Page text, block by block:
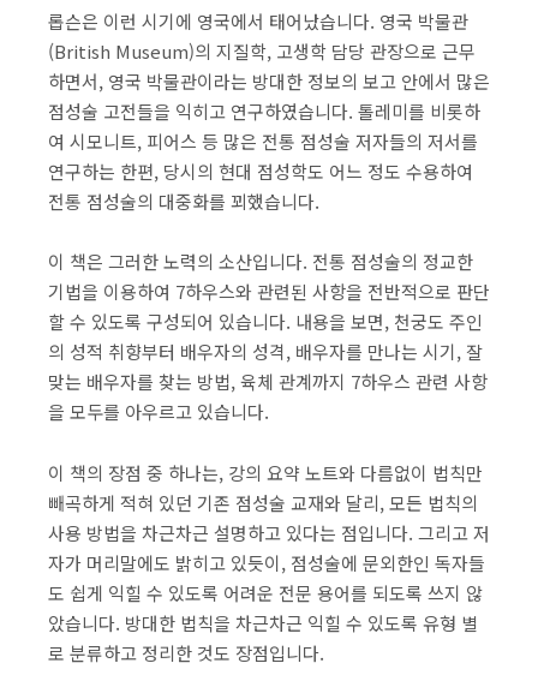
롭슨은 이런 시기에 영국에서 태어났습니다. 영국 박물관
(British Museum)의 지질학, 고생학 담당 관장으로 근무
하면서, 영국 박물관이라는 방대한 정보의 보고 안에서 많은
점성술 고전들을 익히고 연구하였습니다. 톨레미를 비롯하
여 시모니트, 피어스 등 많은 전통 점성술 저자들의 저서를
연구하는 한편, 당시의 현대 점성학도 어느 정도 수용하여
전통 점성술의 대중화를 꾀했습니다.
이 책은 그러한 노력의 소산입니다. 전통 점성술의 정교한
기법을 이용하여 7하우스와 관련된 사항을 전반적으로 판단
할 수 있도록 구성되어 있습니다. 내용을 보면, 천궁도 주인
의 성적 취향부터 배우자의 성격, 배우자를 만나는 시기, 잘
맞는 배우자를 찾는 방법, 육체 관계까지 7하우스 관련 사항
을 모두를 아우르고 있습니다.
이 책의 장점 중 하나는, 강의 요약 노트와 다름없이 법칙만
빼곡하게 적혀 있던 기존 점성술 교재와 달리, 모든 법칙의
사용 방법을 차근차근 설명하고 있다는 점입니다. 그리고 저
자가 머리말에도 밝히고 있듯이, 점성술에 문외한인 독자들
도 쉽게 익힐 수 있도록 어려운 전문 용어를 되도록 쓰지 않
았습니다. 방대한 법칙을 차근차근 익힐 수 있도록 유형 별
로 분류하고 정리한 것도 장점입니다.